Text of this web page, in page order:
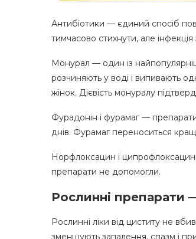
Антибіотики — єдиний спосіб
тимчасово стихнути, але
Монурал — один із
розчиняють у воді і випивають
жінок. Дієвість монуралу
Фурадонін і фурамаг —
днів. Фурамаг переноситься
Норфлоксацин і ципрофлоксацин
препарати не допомогли.
Рослинні препарати
Рослинні ліки від циститу не
зменшують запалення, спазм і